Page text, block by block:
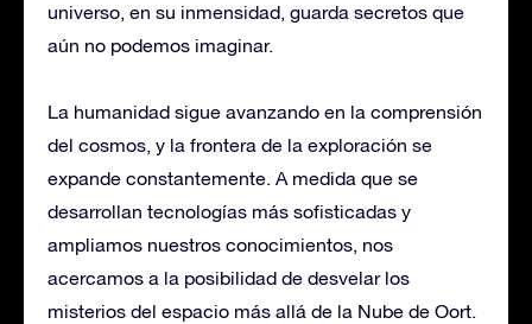
universo, en su inmensidad, guarda secretos que
aún no podemos imaginar.
La humanidad sigue avanzando en la comprensión
del cosmos, y la frontera de la exploración se
expande constantemente. A medida que se
desarrollan tecnologías más sofisticadas y
ampliamos nuestros conocimientos, nos
acercamos a la posibilidad de desvelar los
misterios del espacio más allá de la Nube de Oort.